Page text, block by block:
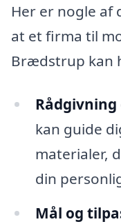
Her er nogle af
at et firma til
Brædstrup kan
kan guide
materialer,
din
Mål og